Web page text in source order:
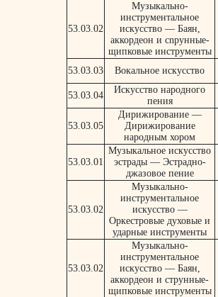
53.03.02
Музыкально-
инструментальное
искусство — Баян,
аккордеон и сnрунные-
щипковые инструменты
53.03.03 Вокальное искусство
53.03.04
Искусство народного
пения
53.03.05
Дирижирование —
Дирижирование
народным хором
53.03.01
Музыкальное искусство
эстрады — Эстрадно-
джазовое пение
53.03.02
Музыкально-
инструментальное
искусство —
Оркестровые духовые и
ударные инструменты
53.03.02
Музыкально-
инструментальное
искусство — Баян,
аккордеон и струнные-
щипковые инструменты